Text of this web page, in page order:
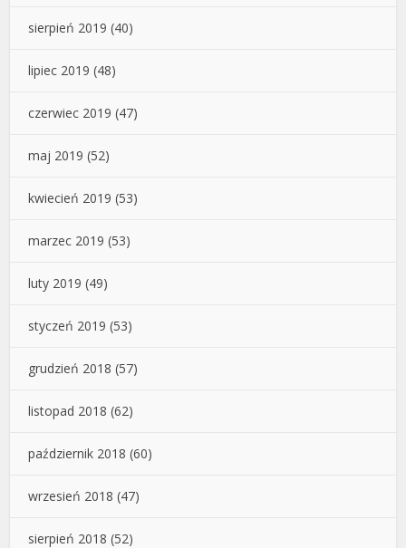
sierpień 2019 (40)
lipiec 2019 (48)
czerwiec 2019 (47)
maj 2019 (52)
kwiecień 2019 (53)
marzec 2019 (53)
luty 2019 (49)
styczeń 2019 (53)
grudzień 2018 (57)
listopad 2018 (62)
październik 2018 (60)
wrzesień 2018 (47)
sierpień 2018 (52)